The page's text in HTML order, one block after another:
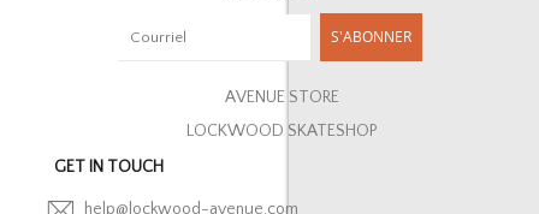
S'ABONNER
AVENUE STORE
LOCKWOOD SKATESHOP
GET IN TOUCH
help@lockwood-avenue.com